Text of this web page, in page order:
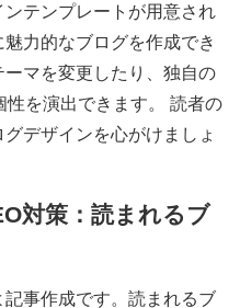
テンプレートが用意され
力的なブログを作成でき
マを変更したり、独自の
を演出できます。 読者の
デザインを心がけましょ
対策：読まれるブ
事作成です。読まれるブ